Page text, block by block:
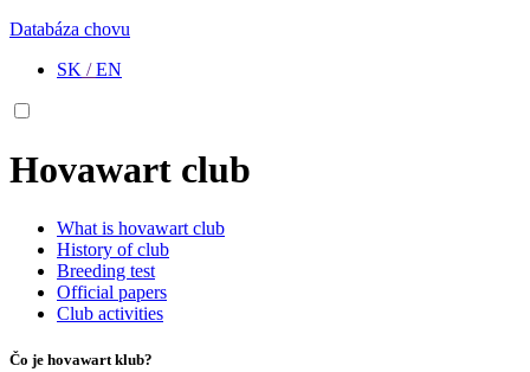
Databáza chovu
SK /EN
Hovawart club
What is hovawart club
History of club
Breeding test
Official papers
Club activities
Čo je hovawart klub?